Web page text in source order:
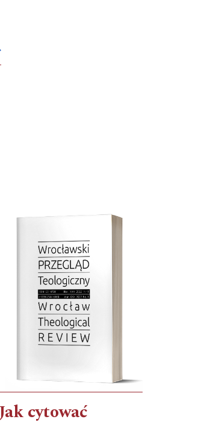
Cover image
cytować